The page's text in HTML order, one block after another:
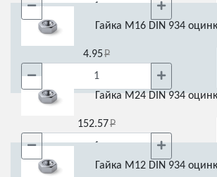
Гайка М16 DIN 934
4.95
Гайка М24 DIN 934
152.57
Гайка М12 DIN 934